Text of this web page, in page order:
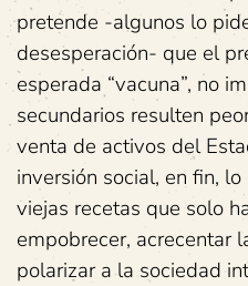
pretende -algunos lo
desesperación- que el
esperada “vacuna”, no
secundarios resulten
venta de activos del
inversión social, en fin,
viejas recetas que solo
empobrecer, acrecentar
polarizar a la sociedad